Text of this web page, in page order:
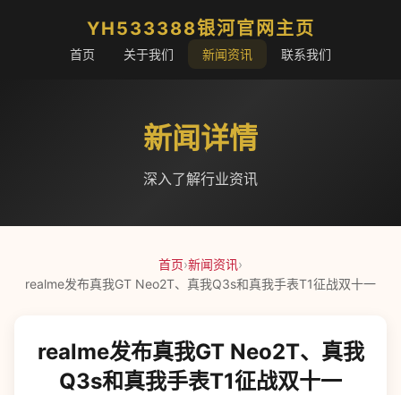
YH533388银河官网主页
首页 关于我们 新闻资讯 联系我们
新闻详情
深入了解行业资讯
首页›新闻资讯›
realme发布真我GT Neo2T、真我Q3s和真我手表T1征战双十一
realme发布真我GT Neo2T、真我
Q3s和真我手表T1征战双十一